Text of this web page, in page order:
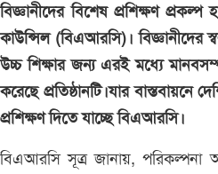
বিজ্ঞানীদের বিশেষ প্রশিক্ষণ
কাউন্সিল (বিএআরসি)। বিজ্ঞানীদের
উচ্চ শিক্ষার জন্য এরই মধ্যে
করেছে প্রতিষ্ঠানটি।যার বাস্তবায়নে
প্রশিক্ষণ দিতে যাচ্ছে বিএআরসি।
বিএআরসি সূত্র জানায়, পরিকল্পনা